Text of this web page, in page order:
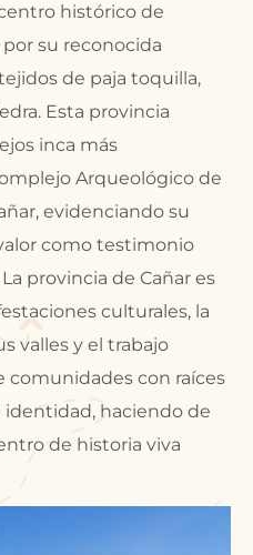
histórico de
su reconocida
de paja toquilla,
Esta provincia
inca más
Arqueológico de
evidenciando su
como testimonio
provincia de Cañar es
culturales, la
valles y el trabajo
comunidades con raíces
identidad, haciendo de
de historia viva